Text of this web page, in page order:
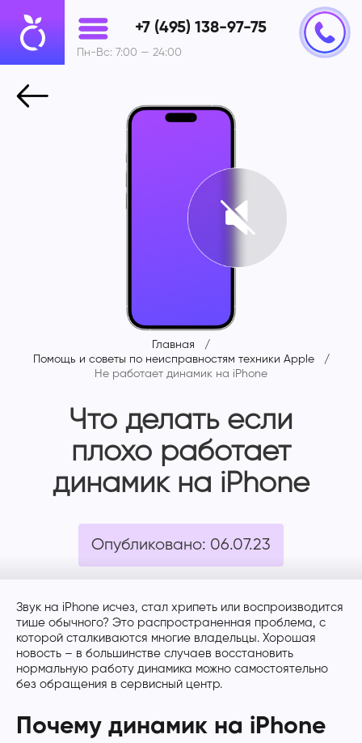
+7 (495) 138-97-75
Пн-Вс: 7:00 — 24:00
Главная
Помощь и советы по неисправностям техники Apple
Не работает динамик на iPhone
Что делать если
плохо работает
динамик на iPhone
Опубликовано: 06.07.23
Звук на iPhone исчез, стал хрипеть или воспроизводится
тише обычного? Это распространенная проблема, с
которой сталкиваются многие владельцы. Хорошая
новость – в большинстве случаев восстановить
нормальную работу динамика можно самостоятельно
без обращения в сервисный центр.
Почему динамик на iPhone